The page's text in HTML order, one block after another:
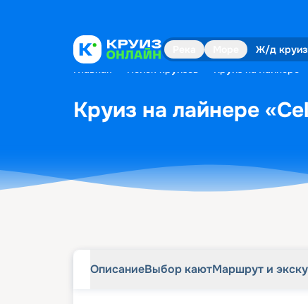
Ж/д
Главная Поиск круизов Круиз на лайнере
Круиз на лайнере
ОписаниеВыбор каютМаршрут и